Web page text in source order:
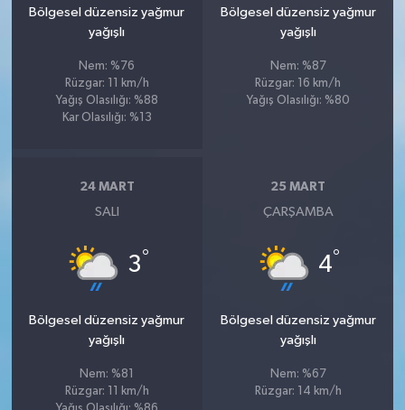
Bölgesel düzensiz yağmur
yağışlı
Nem: %76
Rüzgar: 11 km/h
Yağış Olasılığı: %88
Kar Olasılığı: %13
Bölgesel düzensiz yağmur
yağışlı
Nem: %87
Rüzgar: 16 km/h
Yağış Olasılığı: %80
24 MART
SALI
3°
Bölgesel düzensiz yağmur
yağışlı
Nem: %81
Rüzgar: 11 km/h
25 MART
ÇARŞAMBA
4°
Bölgesel düzensiz yağmur
yağışlı
Nem: %67
Rüzgar: 14 km/h